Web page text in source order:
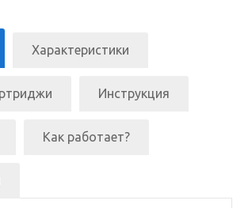
Характеристики
Инструкция
Как работает?